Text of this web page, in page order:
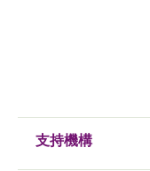
支持機構